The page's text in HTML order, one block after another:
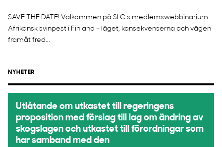
SAVE THE DATE! Välkommen på SLC:s medlemswebbinarium
Afrikansk svinpest i Finland – läget, konsekvenserna och vägen
framåt fred...
NYHETER
Utlåtande om utkastet till regeringens
proposition med förslag till lag om ändring av
skogslagen och utkastet till förordningar som
har samband med den